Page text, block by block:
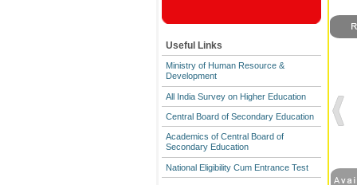
Useful Links
Ministry of Human Resource &
Development
All India Survey on Higher Education
Central Board of Secondary Education
Academics of Central Board of
Secondary Education
National Eligibility Cum Entrance Test